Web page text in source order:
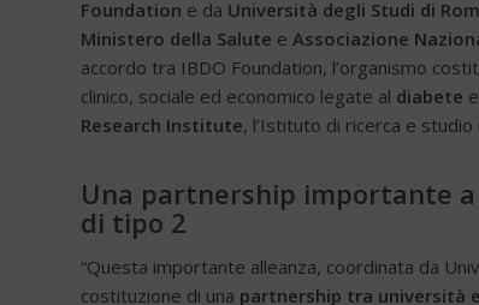
Foundation e da Università degli Studi di
Ministero della Salute e Associazione
accordo tra IBDO Foundation, l’organismo
clinico, sociale ed economico legate al diabete
Research Institute, l’Istituto di ricerca e
Una partnership importante
di tipo 2
“Questa importante alleanza, coordinata da
costituzione di una partnership tra università